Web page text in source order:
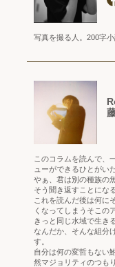
写真を撮る人。200字
このコラムを読んで、
ューができるひとがい
やぁ、君は別の種族の
そう聞き返すことにな
これを読んだ後は何に
くなってしまうそこの
きっと同じ水域で生き
なんだか、そんな組分
す。
自分は何の変哲もない
然マジョリティのつも